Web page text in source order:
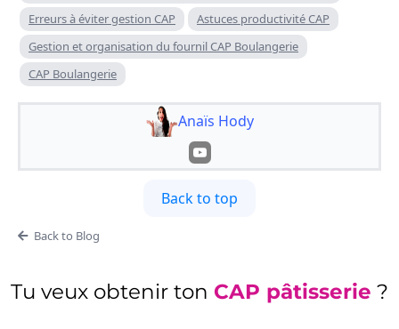
Erreurs à éviter gestion CAP
Astuces productivité CAP
Gestion et organisation du fournil CAP Boulangerie
CAP Boulangerie
Anaïs Hody
Back to top
Back to Blog
Tu veux obtenir ton CAP pâtisserie ?